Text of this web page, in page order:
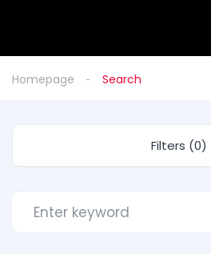
Homepage Search
Filters (0)